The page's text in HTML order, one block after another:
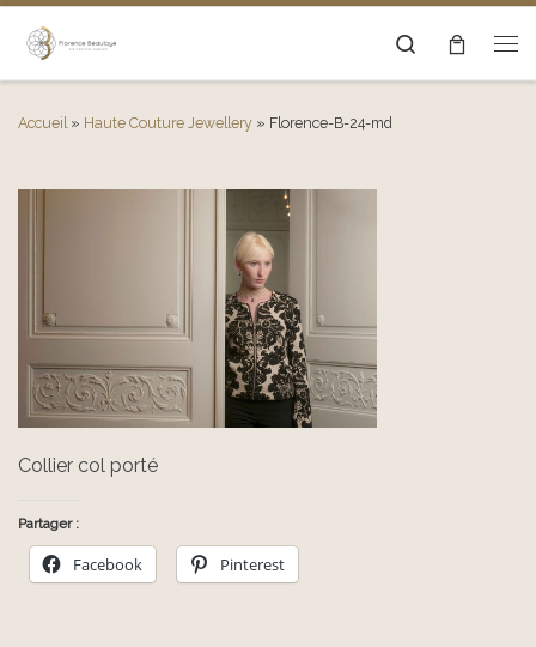
Passer au contenu Search
Accueil » Haute Couture Jewellery » Florence-B-24-md
Collier col porté
Partager :
Facebook Pinterest